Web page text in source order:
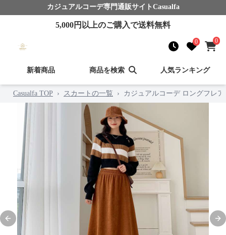
カジュアルコーデ専門通販サイト Casualfa
5,000円以上のご購入で送料無料
0 0
新着商品 商品を検索 人気ランキング
Casualfa TOP › スカートの一覧 › カジュアルコーデ ロングフレ
Previous slide